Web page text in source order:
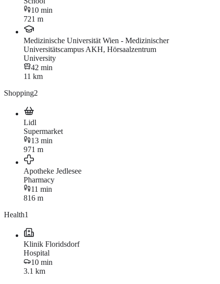
10 min
721 m
Medizinische Universität Wien - Medizinischer
Universitätscampus AKH, Hörsaalzentrum
University
42 min
11 km
Shopping2
Lidl
Supermarket
13 min
971 m
Apotheke Jedlesee
Pharmacy
11 min
816 m
Health1
Klinik Floridsdorf
Hospital
10 min
3.1 km